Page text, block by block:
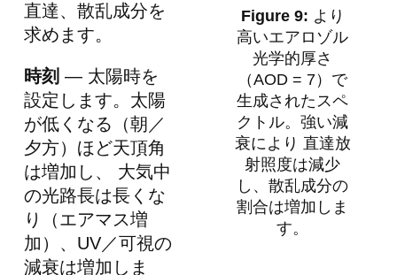
より
高いエアロゾル
光学的厚さ
（AOD = 7）で
生成されたスペ
クトル。強い減
衰により 直達放
射照度は減少
し、散乱成分の
割合は増加しま
す。
直達、散乱成分を
求めます。
時刻 — 太陽時を
設定します。太陽
が低くなる（朝／
夕方）ほど天頂角
は増加し、 大気中
の光路長は長くな
り（エアマス増
加）、UV／可視の
減衰は増加しま